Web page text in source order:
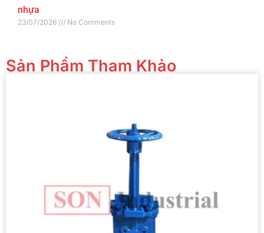
nhựa
23/07/2026 No Comments
Sản Phẩm Tham Khảo